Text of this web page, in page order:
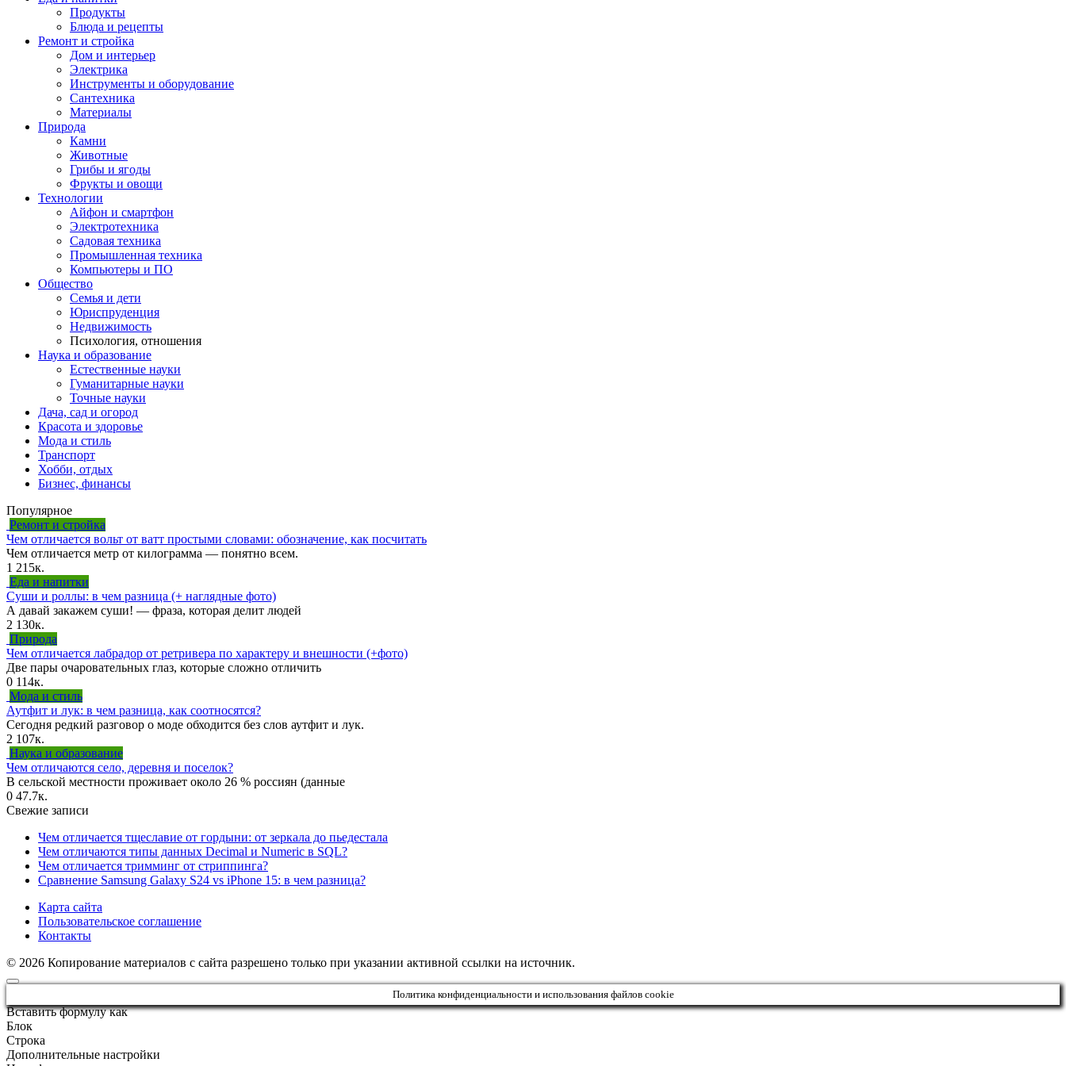
Продукты
Блюда и рецепты
Ремонт и стройка
Дом и интерьер
Электрика
Инструменты и оборудование
Сантехника
Материалы
Природа
Камни
Животные
Грибы и ягоды
Фрукты и овощи
Технологии
Айфон и смартфон
Электротехника
Садовая техника
Промышленная техника
Компьютеры и ПО
Общество
Семья и дети
Юриспруденция
Недвижимость
Психология, отношения
Наука и образование
Естественные науки
Гуманитарные науки
Точные науки
Дача, сад и огород
Красота и здоровье
Мода и стиль
Транспорт
Хобби, отдых
Бизнес, финансы
Популярное
Ремонт и стройка
Чем отличается вольт от ватт простыми словами: обозначение, как посчитать
Чем отличается метр от килограмма — понятно всем.
1 215к.
Еда и напитки
Суши и роллы: в чем разница (+ наглядные фото)
А давай закажем суши! — фраза, которая делит людей
2 130к.
Природа
Чем отличается лабрадор от ретривера по характеру и внешности (+фото)
Две пары очаровательных глаз, которые сложно отличить
0 114к.
Мода и стиль
Аутфит и лук: в чем разница, как соотносятся?
Сегодня редкий разговор о моде обходится без слов аутфит и лук.
2 107к.
Наука и образование
Чем отличаются село, деревня и поселок?
В сельской местности проживает около 26 % россиян (данные
0 47.7к.
Свежие записи
Чем отличается тщеславие от гордыни: от зеркала до пьедестала
Чем отличаются типы данных Decimal и Numeric в SQL?
Чем отличается тримминг от стриппинга?
Сравнение Samsung Galaxy S24 vs iPhone 15: в чем разница?
Карта сайта
Пользовательское соглашение
Контакты
© 2026 Копирование материалов с сайта разрешено только при указании активной ссылки на источник.
Политика конфиденциальности и использования файлов cookie
Вставить формулу как
Блок
Строка
Дополнительные настройки